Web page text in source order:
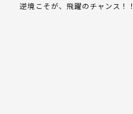
逆境こそが、飛躍のチャンス！！